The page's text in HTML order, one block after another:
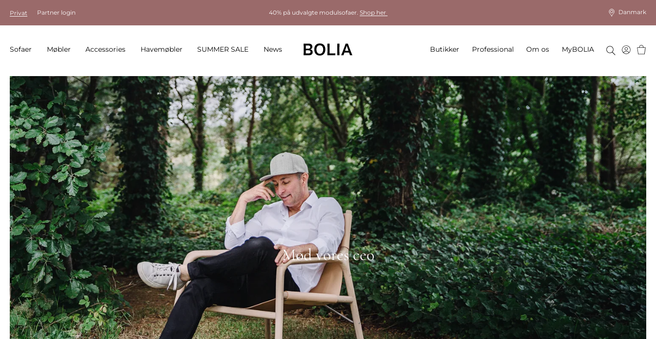
Privat Partner login 40% på udvalgte modulsofaer. Shop her Danmark
Sofaer Møbler Accessories Havemøbler SUMMER SALE News Butikker Professional Om os MyBOLIA Kurv
Mød vores ceo